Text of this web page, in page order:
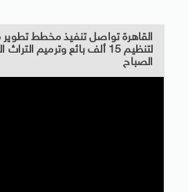
القاهرة تواصل تنفيذ مخطط تطوير
لتنظيم 15 ألف بائع وترميم
الصباح